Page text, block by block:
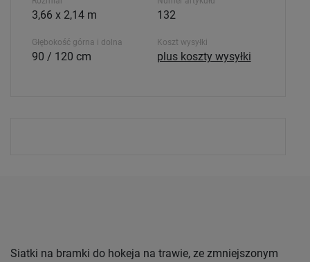
3,66 x 2,14 m
Głębokość górna i dolna
90 / 120 cm
132
Koszt wysyłki
plus koszty wysyłki
Siatki na bramki do hokeja na trawie, ze zmniejszonym